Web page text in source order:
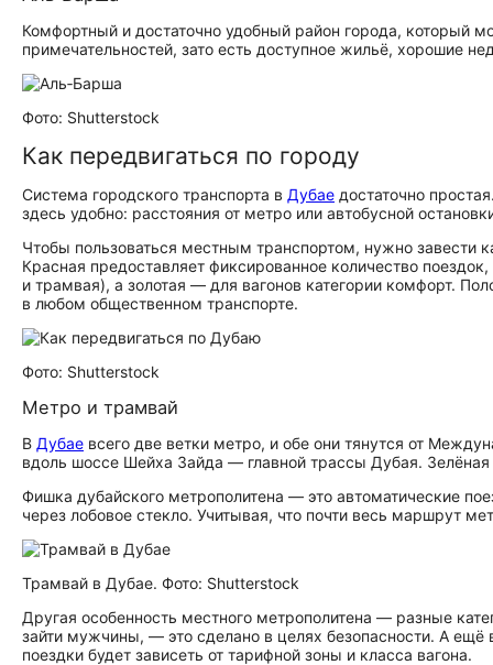
Комфортный и достаточно удобный район города,
при­ме­ча­тель­но­стей, зато есть доступное жильё, хорошие
Фото: Shutterstock
Как передвигаться по городу
Система городского транспорта в Дубае достаточно
здесь удобно: расстояния от метро или автобусной
Чтобы пользоваться местным транспортом, нужно завести
Красная предоставляет фиксированное количество
и трамвая), а золотая — для вагонов категории комфорт.
в любом общественном транспорте.
Фото: Shutterstock
Метро и трамвай
В Дубае всего две ветки метро, и обе они тянутся от
вдоль шоссе Шейха Зайда — главной трассы Дубая.
Фишка дубайского метрополитена — это автоматические
через лобовое стекло. Учитывая, что почти весь маршрут
Трамвай в Дубае. Фото: Shutterstock
Другая особенность местного метрополитена — разные
зайти мужчины, — это сделано в целях безопасности. А
поездки будет зависеть от тарифной зоны и класса вагона.